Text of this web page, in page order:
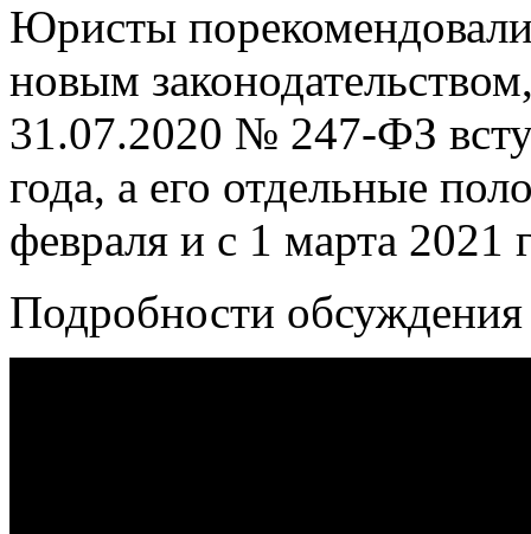
Юристы
новым
31.07.2020 № 247-ФЗ
года, а его отдельные
февраля и с 1 марта 2021
Подробности обсуждения